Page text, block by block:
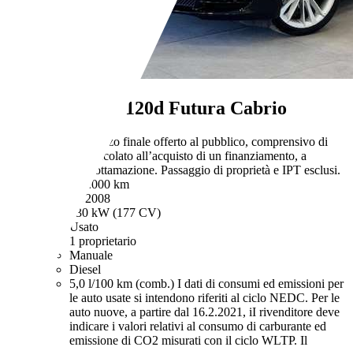
120d Futura Cabrio
Prezzo finale offerto al pubblico, comprensivo di
IVA, non vincolato all’acquisto di un finanziamento, a
permuta o rottamazione. Passaggio di proprietà e IPT esclusi.
129.000 km
05/2008
130 kW (177 CV)
Usato
1 proprietario
Manuale
Diesel
5,0 l/100 km (comb.) I dati di consumi ed emissioni per
le auto usate si intendono riferiti al ciclo NEDC. Per le
auto nuove, a partire dal 16.2.2021, iI rivenditore deve
indicare i valori relativi al consumo di carburante ed
emissione di CO2 misurati con il ciclo WLTP. Il